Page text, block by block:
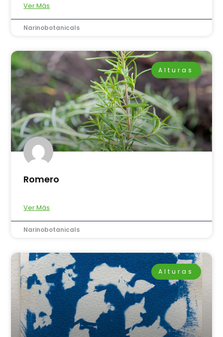
Ver Más
Narinobotanicals
Alturas
Romero
Ver Más
Narinobotanicals
Alturas